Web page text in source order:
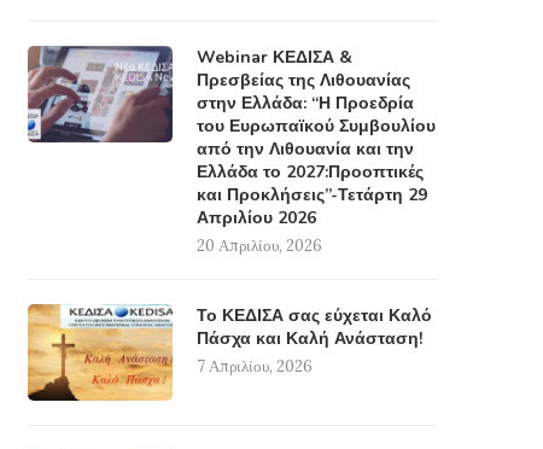
Webinar ΚΕΔΙΣΑ &
Πρεσβείας της Λιθουανίας
στην Ελλάδα: “Η Προεδρία
του Ευρωπαϊκού Συμβουλίου
από την Λιθουανία και την
Ελλάδα το 2027:Προοπτικές
και Προκλήσεις”-Τετάρτη 29
Απριλίου 2026
20 Απριλίου, 2026
Το ΚΕΔΙΣΑ σας εύχεται Καλό
Πάσχα και Καλή Ανάσταση!
7 Απριλίου, 2026